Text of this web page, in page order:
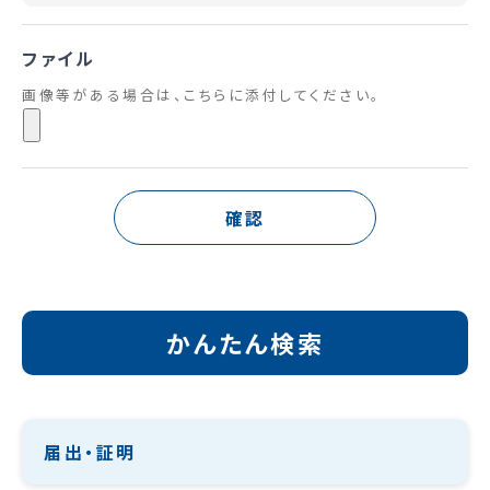
ファイル
画像等がある場合は、こちらに添付してください。
確認
かんたん検索
届出・証明